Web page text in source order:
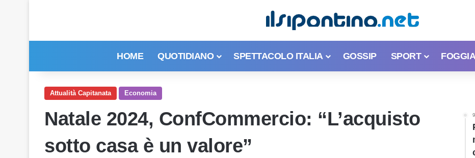
HOME QUOTIDIANO SPETTACOLO ITALIA GOSSIP SPORT
Attualità Capitanata Economia
Natale 2024, ConfCommercio: “L’acquisto
sotto casa è un valore”